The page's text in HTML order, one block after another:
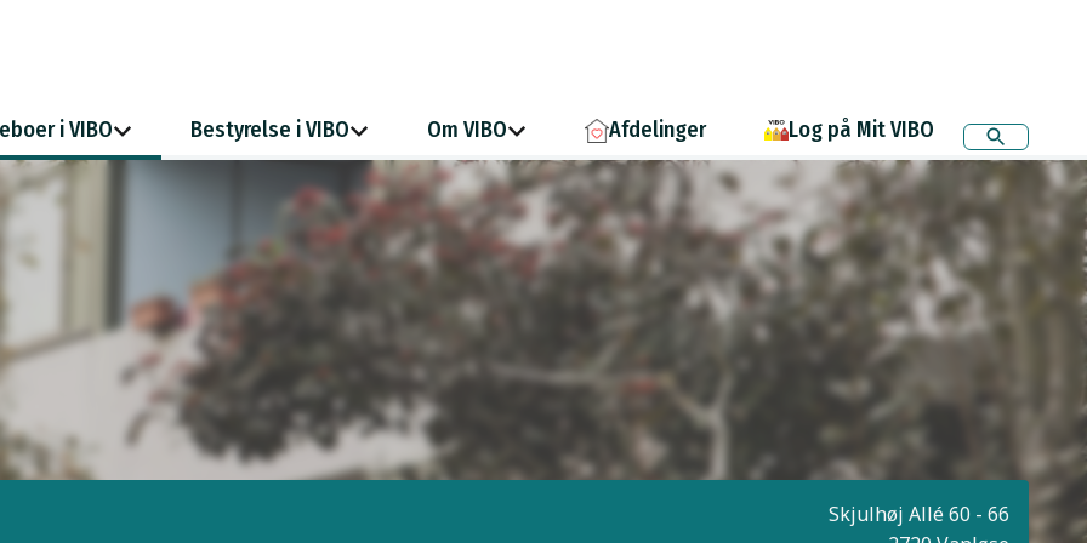
i VIBO Bestyrelse i VIBO Om VIBO Afdelinger Log på Mit VIBO
Skjulhøj Allé 60 - 66